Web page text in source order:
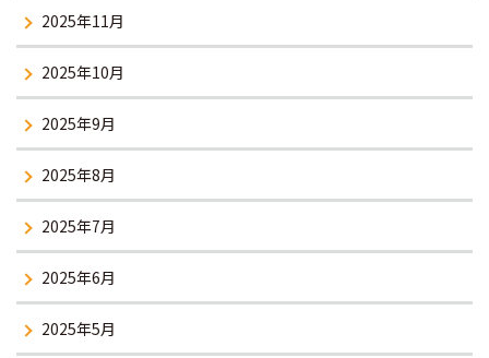
2025年11月
2025年10月
2025年9月
2025年8月
2025年7月
2025年6月
2025年5月